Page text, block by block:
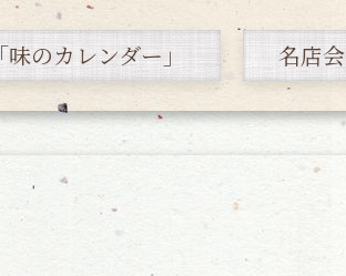
味のカレンダー」 名店会